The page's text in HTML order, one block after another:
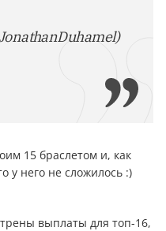
15 браслетом и, как
у него не сложилось :)
выплаты для топ-16,